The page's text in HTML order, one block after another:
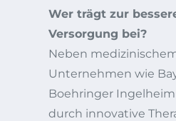
Wer trägt zur
Versorgung bei?
Neben
Unternehmen wie
Boehringer
durch innovative